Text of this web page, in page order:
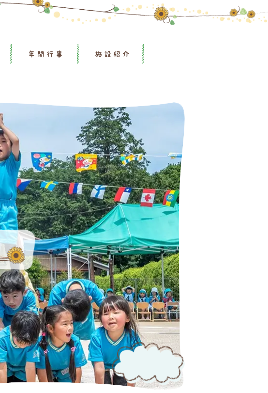
年間行事 施設紹介